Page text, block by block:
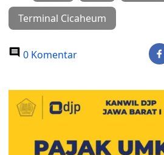
Terminal Cicaheum
0 Komentar